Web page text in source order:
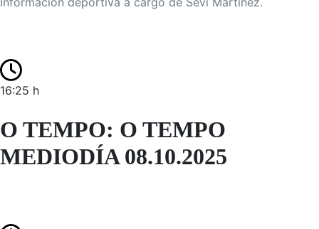
16:25 h
O TEMPO: O TEMPO
MEDIODÍA 08.10.2025